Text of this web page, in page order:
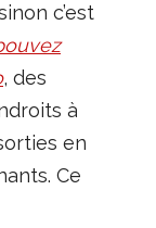
c’est
, des
à
en
Ce